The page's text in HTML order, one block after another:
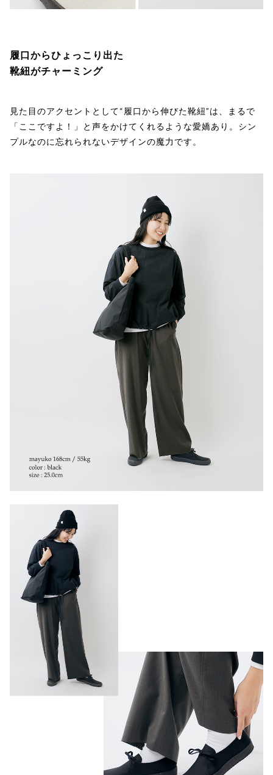
履口からひょっこり出た
靴紐がチャーミング
見た目のアクセントとして“履口から伸びた靴紐”は、まるで
「ここですよ！」と声をかけてくれるような愛嬌あり。シン
プルなのに忘れられないデザインの魔力です。